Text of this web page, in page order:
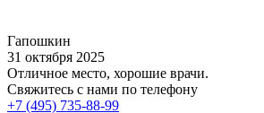
Гапошкин
31 октября 2025
Отличное место, хорошие врачи.
Свяжитесь с нами по телефону
+7 (495) 735-88-99